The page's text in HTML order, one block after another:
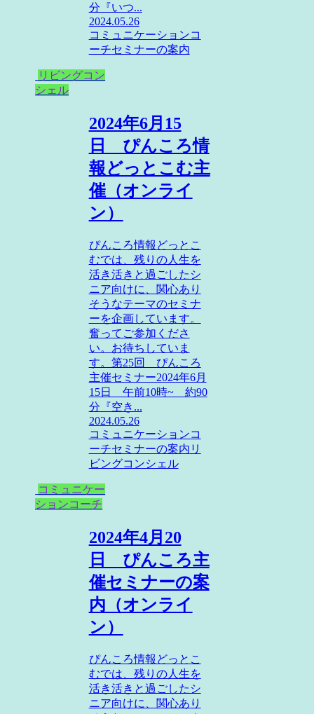
分『いつ...
2024.05.26
コミュニケーションコ
ーチセミナーの案内
リビングコン
シェル
2024年6月15
日 ぴんころ情
報どっとこむ主
催（オンライ
ン）
ぴんころ情報どっとこ
むでは、残りの人生を
活き活きと過ごしたシ
ニア向けに、関心あり
そうなテーマのセミナ
ーを企画しています。
奮ってご参加くださ
い。お待ちしていま
す。第25回 ぴんころ
主催セミナー2024年6月
15日 午前10時~ 約90
分『空き...
2024.05.26
コミュニケーションコ
ーチセミナーの案内 リ
ビングコンシェル
コミュニケー
ションコーチ
2024年4月20
日 ぴんころ主
催セミナーの案
内（オンライ
ン）
ぴんころ情報どっとこ
むでは、残りの人生を
活き活きと過ごしたシ
ニア向けに、関心あり